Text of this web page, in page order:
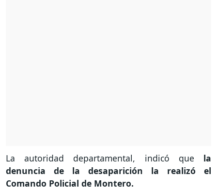
La autoridad departamental, indicó que la
denuncia de la desaparición la realizó el
Comando Policial de Montero.